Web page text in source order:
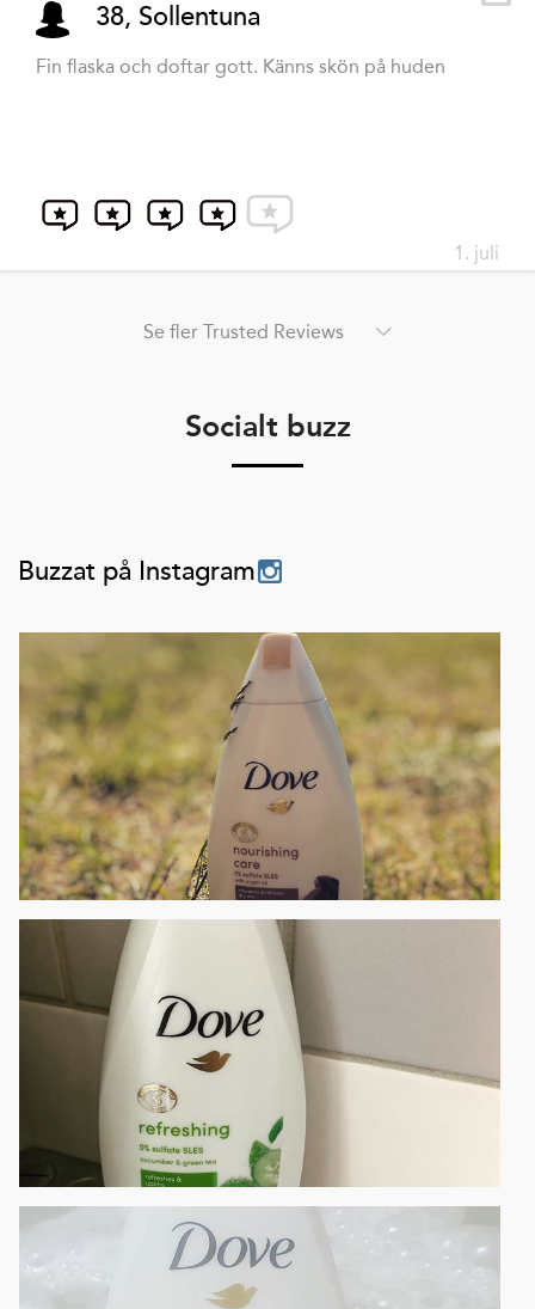
38, Sollentuna
Fin flaska och doftar gott. Känns skön på huden
1. juli
Se fler Trusted Reviews
Socialt buzz
Buzzat på Instagram